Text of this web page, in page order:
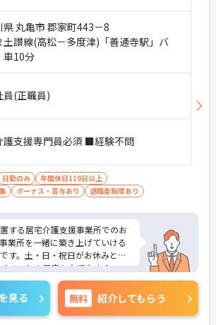
県 丸亀市 郡家町443－8
土讃線(高松－多度津)「善通寺駅」バ
車10分
員(正職員)
支援専門員必須 ■経験不問
日勤のみ
年間休日110日以上
ボーナス・賞与あり 退職金制度あり
する居宅介護支援事業所でのお
業所を一緒に築き上げていける
す。土・日・祝日がお休みとな
ベートの予定も立てやすく、ワ
を重視した働き方も叶います。
、面接対策ポイントなど、さら
すのでお気軽にご相談くださ
見る 無料 紹介してもらう